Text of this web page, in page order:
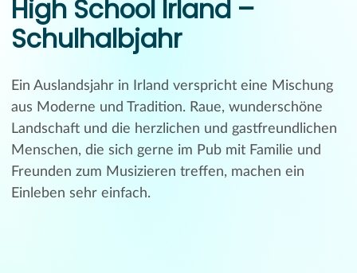
High School Irland –
Schulhalbjahr
Ein Auslandsjahr in Irland verspricht eine Mischung
aus Moderne und Tradition. Raue, wunderschöne
Landschaft und die herzlichen und gastfreundlichen
Menschen, die sich gerne im Pub mit Familie und
Freunden zum Musizieren treffen, machen ein
Einleben sehr einfach.